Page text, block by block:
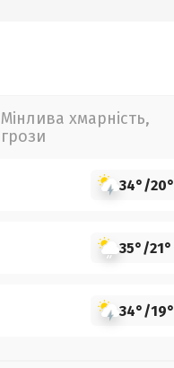
Мінлива хмарність,
грози
34°/20°
35°/21°
34°/19°